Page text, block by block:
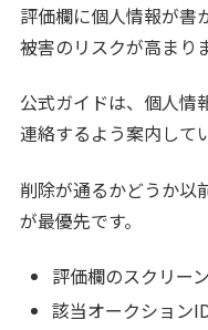
評価欄に個人情報が書
被害のリスクが高まり
公式ガイドは、個人情
連絡するよう案内して
削除が通るかどうか以
が最優先です。
評価欄のスクリー
該当オークション